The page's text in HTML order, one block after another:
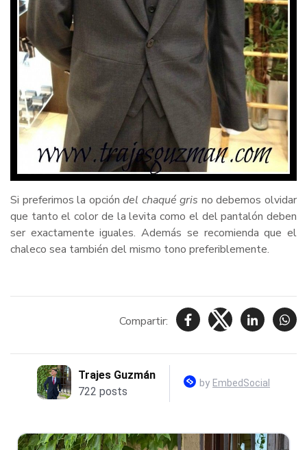
Si preferimos la opcióndel chaqué gris no debemos olvidar
que tanto el color de la levita como el del pantalón deben
ser exactamente iguales. Además se recomienda que el
chaleco sea también del mismo tono preferiblemente.
Compartir: